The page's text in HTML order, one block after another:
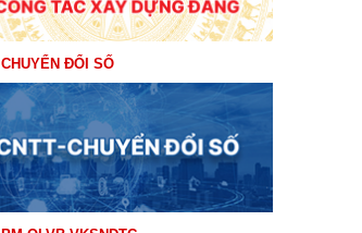
CHUYỂN ĐỔI SỐ